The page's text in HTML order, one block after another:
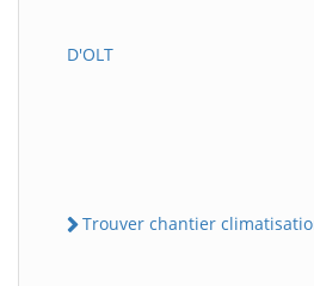
D'OLT
Trouver chantier